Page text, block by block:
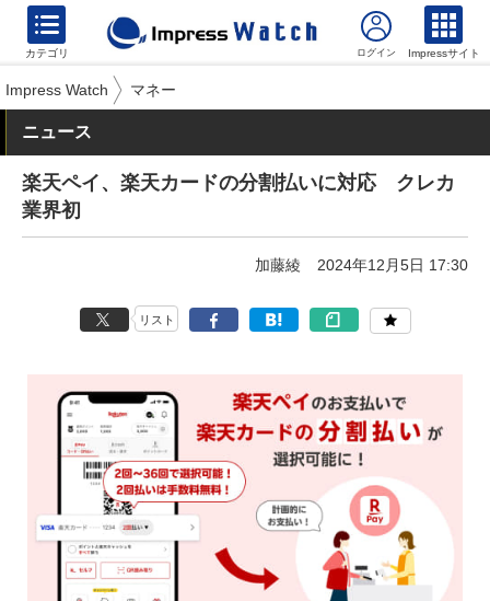
カテゴリ Impressサイト
Impress Watch マネー
ニュース
楽天ペイ、楽天カードの分割払いに対応 クレカ
業界初
加藤綾 2024年12月5日 17:30
リスト